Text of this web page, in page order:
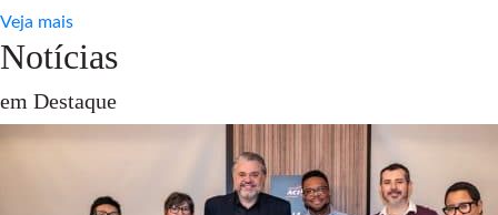
Veja mais
Notícias
em Destaque